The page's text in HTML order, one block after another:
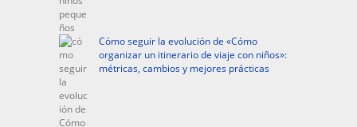
Cómo seguir la evolución de «Cómo
organizar un itinerario de viaje con niños»:
métricas, cambios y mejores prácticas